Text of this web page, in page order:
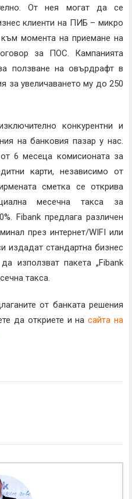
От нея могат да се
клиенти на ПИБ – микро
момента на приемане на
за ПОС. Кампанията
ползване на овърдрафт в
за увеличаването му до 250
конкурентни и
на банковия пазар у нас.
6 месеца комисионата за
карти, независимо от
сметка се открива
месечна такса за
Fibank предлага различен
през интернет/WIFI или
издадат стандартна бизнес
използват пакета „Fibank
такса.
от банката решения
да откриете и насайта на